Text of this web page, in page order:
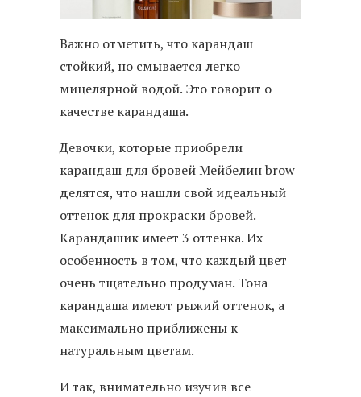
Важно отметить, что карандаш
стойкий, но смывается легко
мицелярной водой. Это говорит о
качестве карандаша.
Девочки, которые приобрели
карандаш для бровей Мейбелин brow
делятся, что нашли свой идеальный
оттенок для прокраски бровей.
Карандашик имеет 3 оттенка. Их
особенность в том, что каждый цвет
очень тщательно продуман. Тона
карандаша имеют рыжий оттенок, а
максимально приближены к
натуральным цветам.
И так, внимательно изучив все